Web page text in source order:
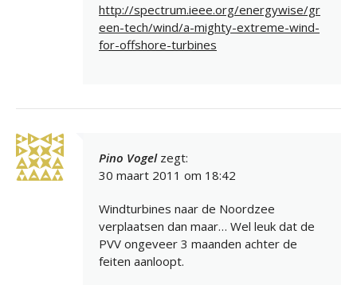
http://spectrum.ieee.org/energywise/gr
een-tech/wind/a-mighty-extreme-wind-
for-offshore-turbines
Pino Vogel zegt:
30 maart 2011 om 18:42
Windturbines naar de Noordzee
verplaatsen dan maar… Wel leuk dat de
PVV ongeveer 3 maanden achter de
feiten aanloopt.